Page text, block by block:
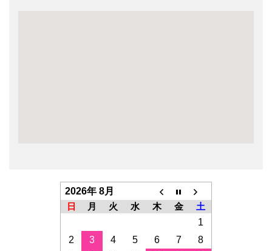
2026年 8月
日
月 火 水 木 金
土
1
2
3 4 5 6 7
8